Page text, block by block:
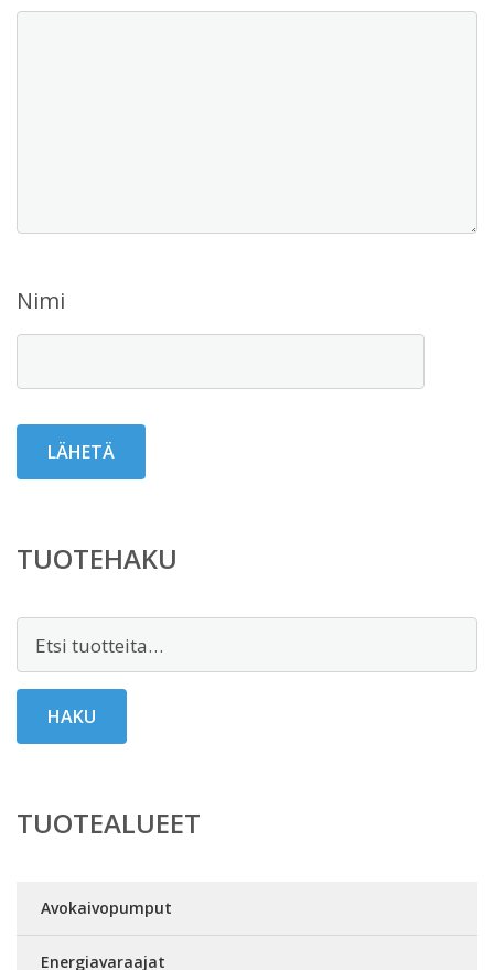
Nimi
TUOTEHAKU
HAKU
TUOTEALUEET
Avokaivopumput
Energiavaraajat